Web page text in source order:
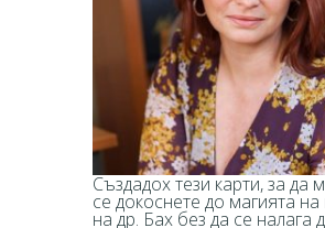
Създадох тези карти, за да
се докоснете до магията на
на др. Бах без да се налага